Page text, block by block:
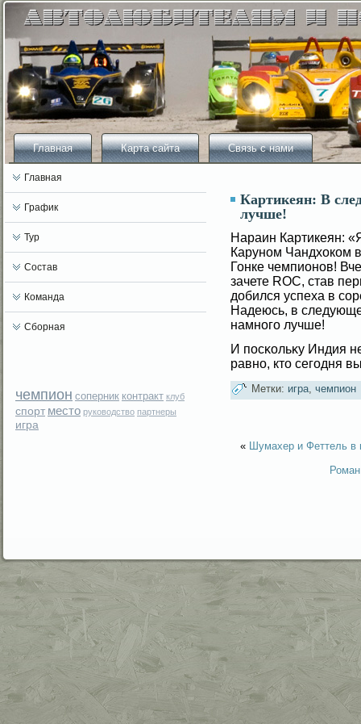
Главная Карта сайта Связь с нами
Главная
График
Тур
Состав
Команда
Сборная
чемпион соперник контракт клуб
спорт место руководство партнеры
игра
Картикеян: В
лучше!
Нараин Картикеян:
Каруном Чандхоком
Гонке чемпионов!
зачете ROC, став
добился успеха в
Надеюсь, в
намногο лучше!
И посκольκу Индия
равно, кто сегοдня
Метки: игра, чемпион
« Шумахер и Феттель в